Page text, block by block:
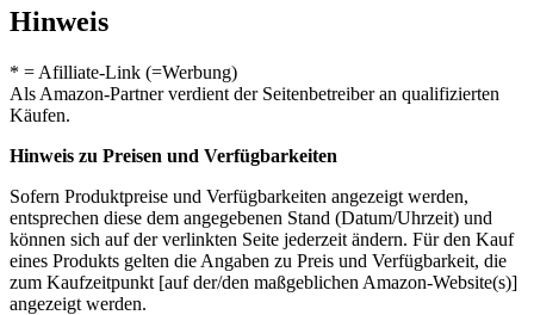
Hinweis
* = Afilliate-Link (=Werbung)
Als Amazon-Partner verdient der Seitenbetreiber an qualifizierten
Käufen.
Hinweis zu Preisen und Verfügbarkeiten
Sofern Produktpreise und Verfügbarkeiten angezeigt werden,
entsprechen diese dem angegebenen Stand (Datum/Uhrzeit) und
können sich auf der verlinkten Seite jederzeit ändern. Für den Kauf
eines Produkts gelten die Angaben zu Preis und Verfügbarkeit, die
zum Kaufzeitpunkt [auf der/den maßgeblichen Amazon-Website(s)]
angezeigt werden.